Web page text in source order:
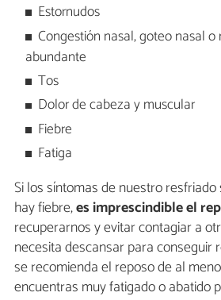
Estornudos
Congestión nasal, goteo nasal o
abundante
Tos
Dolor de cabeza y muscular
Fiebre
Fatiga
Si los síntomas de nuestro
hay fiebre,es imprescindible el
recuperarnos y evitar contagiar a
necesita descansar para conseguir
se recomienda el reposo de al
encuentras muy fatigado o abatido